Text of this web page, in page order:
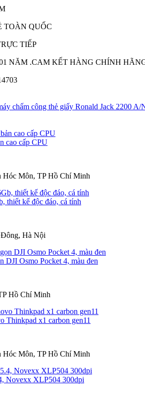
TOÀN QUỐC
TIẾP
NĂM .CAM KẾT HÀNG CHÍNH
chấm công thẻ giấy Ronald Jack 2200 A/
cao cấp CPU
Hóc Môn, TP Hồ Chí Minh
thiết kế độc đáo, cá tính
Đông, Hà Nội
DJI Osmo Pocket 4, màu đen
Hồ Chí Minh
Thinkpad x1 carbon gen11
Hóc Môn, TP Hồ Chí Minh
Novexx XLP504 300dpi